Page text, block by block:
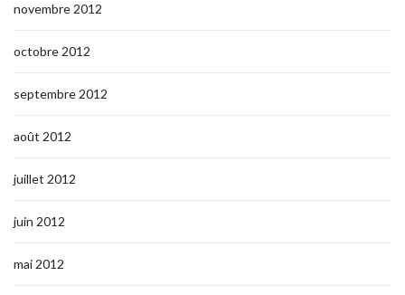
novembre 2012
octobre 2012
septembre 2012
août 2012
juillet 2012
juin 2012
mai 2012